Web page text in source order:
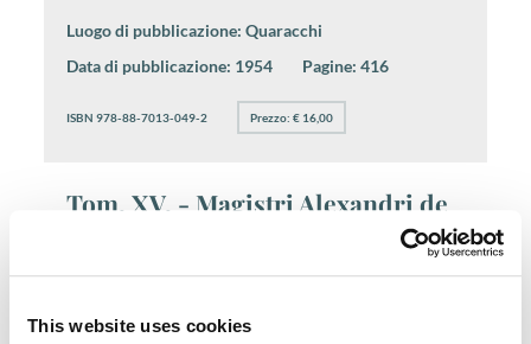
This website uses cookies
Luogo di pubblicazione: Quaracchi
Data di pubblicazione: 1954 Pagine: 416
ISBN 978-88-7013-049-2 Prezzo: € 16,00
Tom. XV. - Magistri Alexandri de
quartum. Riproduzione anastatica